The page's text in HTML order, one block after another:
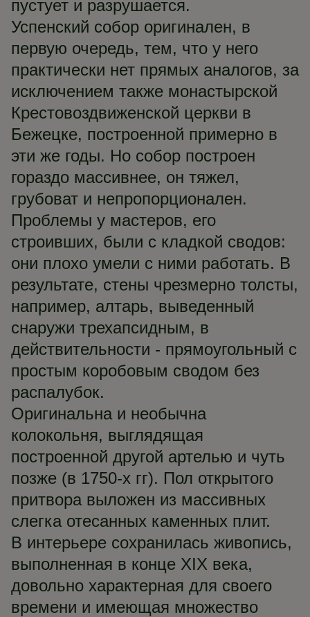
пустует и разрушается.
Успенский собор оригинален, в
первую очередь, тем, что у него
практически нет прямых аналогов, за
исключением также монастырской
Крестовоздвиженской церкви в
Бежецке, построенной примерно в
эти же годы. Но собор построен
гораздо массивнее, он тяжел,
грубоват и непропорционален.
Проблемы у мастеров, его
строивших, были с кладкой сводов:
они плохо умели с ними работать. В
результате, стены чрезмерно толсты,
например, алтарь, выведенный
снаружи трехапсидным, в
действительности - прямоугольный с
простым коробовым сводом без
распалубок.
Оригинальна и необычна
колокольня, выглядящая
построенной другой артелью и чуть
позже (в 1750-х гг). Пол открытого
притвора выложен из массивных
слегка отесанных каменных плит.
В интерьере сохранилась живопись,
выполненная в конце XIX века,
довольно характерная для своего
времени и имеющая множество